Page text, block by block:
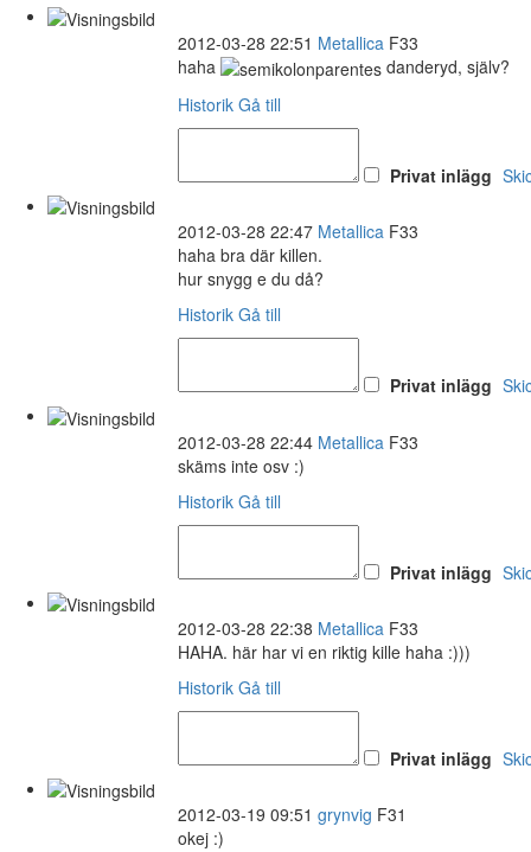
2012-03-28 22:51 Metallica F33
haha
danderyd, själv?
Historik Gå till
Privat inlägg
2012-03-28 22:47 Metallica F33
haha bra där killen.
hur snygg e du då?
Historik Gå till
Privat inlägg
2012-03-28 22:44 Metallica F33
skäms inte osv :)
Historik Gå till
Privat inlägg
2012-03-28 22:38 Metallica F33
HAHA. här har vi en riktig kille haha :)))
Historik Gå till
Privat inlägg
2012-03-19 09:51 grynvig F31
okej :)